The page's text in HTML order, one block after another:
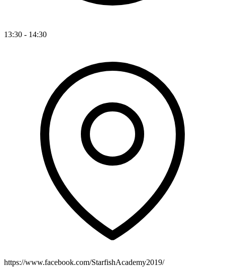
13:30 - 14:30
https://www.facebook.com/StarfishAcademy2019/